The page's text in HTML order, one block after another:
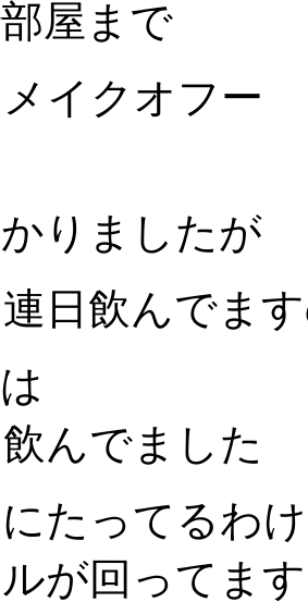
屋まで
イクオフー
りましたが
日飲んでま
んでました
たってるわ
が回ってます